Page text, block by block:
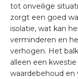
tot onveilige
zorgt een goed
isolatie, wat kan
verminderen en
verhogen. Het
alleen een
waardebehoud